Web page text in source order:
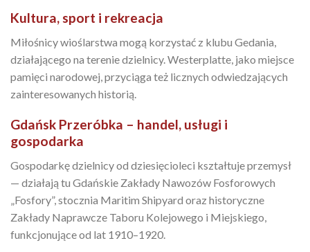
Kultura, sport i rekreacja
Miłośnicy wioślarstwa mogą korzystać z klubu Gedania,
działającego na terenie dzielnicy. Westerplatte, jako miejsce
pamięci narodowej, przyciąga też licznych odwiedzających
zainteresowanych historią.
Gdańsk Przeróbka – handel, usługi i
gospodarka
Gospodarkę dzielnicy od dziesięcioleci kształtuje przemysł
— działają tu Gdańskie Zakłady Nawozów Fosforowych
„Fosfory”, stocznia Maritim Shipyard oraz historyczne
Zakłady Naprawcze Taboru Kolejowego i Miejskiego,
funkcjonujące od lat 1910–1920.